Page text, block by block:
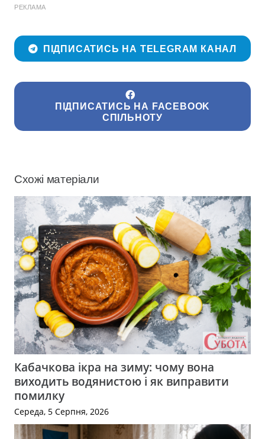
РЕКЛАМА
ПІДПИСАТИСЬ НА TELEGRAM КАНАЛ
ПІДПИСАТИСЬ НА FACEBOOK
СПІЛЬНОТУ
Схожі матеріали
Кабачкова ікра на зиму: чому вона
виходить водянистою і як виправити
помилку
Середа, 5 Серпня, 2026